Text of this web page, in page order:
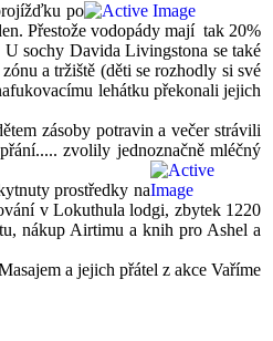
po
Přestože vodopády mají tak 20%
sochy Davida Livingstona se také
a tržiště (děti se rozhodly si své
lehátku překonali jejich
zásoby potravin a večer strávili
zvolily jednoznačně mléčný
prostředky na
v Lokuthula lodgi, zbytek 1220
nákup Airtimu a knih pro Ashel a
a jejich přátel z akce Vaříme